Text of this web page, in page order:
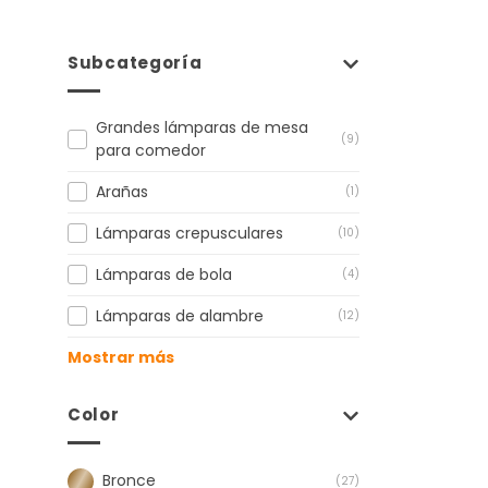
Subcategoría
Grandes lámparas de mesa
para comedor
(9)
Arañas (1)
Lámparas crepusculares (10)
Lámparas de bola (4)
Lámparas de alambre (12)
Mostrar más
Color
Bronce (27)